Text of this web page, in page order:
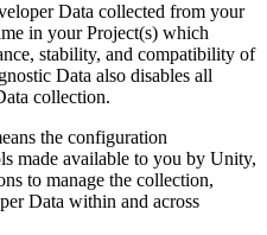
Data collected from your
in your Project(s) which
stability, and compatibility of
Data also disables all
collection.
the configuration
made available to you by Unity,
to manage the collection,
Data within and across